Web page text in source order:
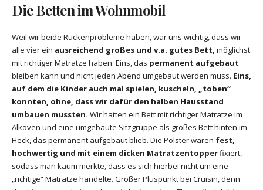
Die Betten im Wohnmobil
Weil wir beide Rückenprobleme haben, war uns wichtig, dass wir
alle vier ein ausreichend großes und v.a. gutes Bett, möglichst
mit richtiger Matratze haben. Eins, das permanent aufgebaut
bleiben kann und nicht jeden Abend umgebaut werden muss. Eins,
auf dem die Kinder auch mal spielen, kuscheln, „toben“
konnten, ohne, dass wir dafür den halben Hausstand
umbauen mussten. Wir hatten ein Bett mit richtiger Matratze im
Alkoven und eine umgebaute Sitzgruppe als großes Bett hinten im
Heck, das permanent aufgebaut blieb. Die Polster waren fest,
hochwertig und mit einem dicken Matratzentopperfixiert,
sodass man kaum merkte, dass es sich hierbei nicht um eine
„richtige“ Matratze handelte. Großer Pluspunkt bei Cruisin, denn